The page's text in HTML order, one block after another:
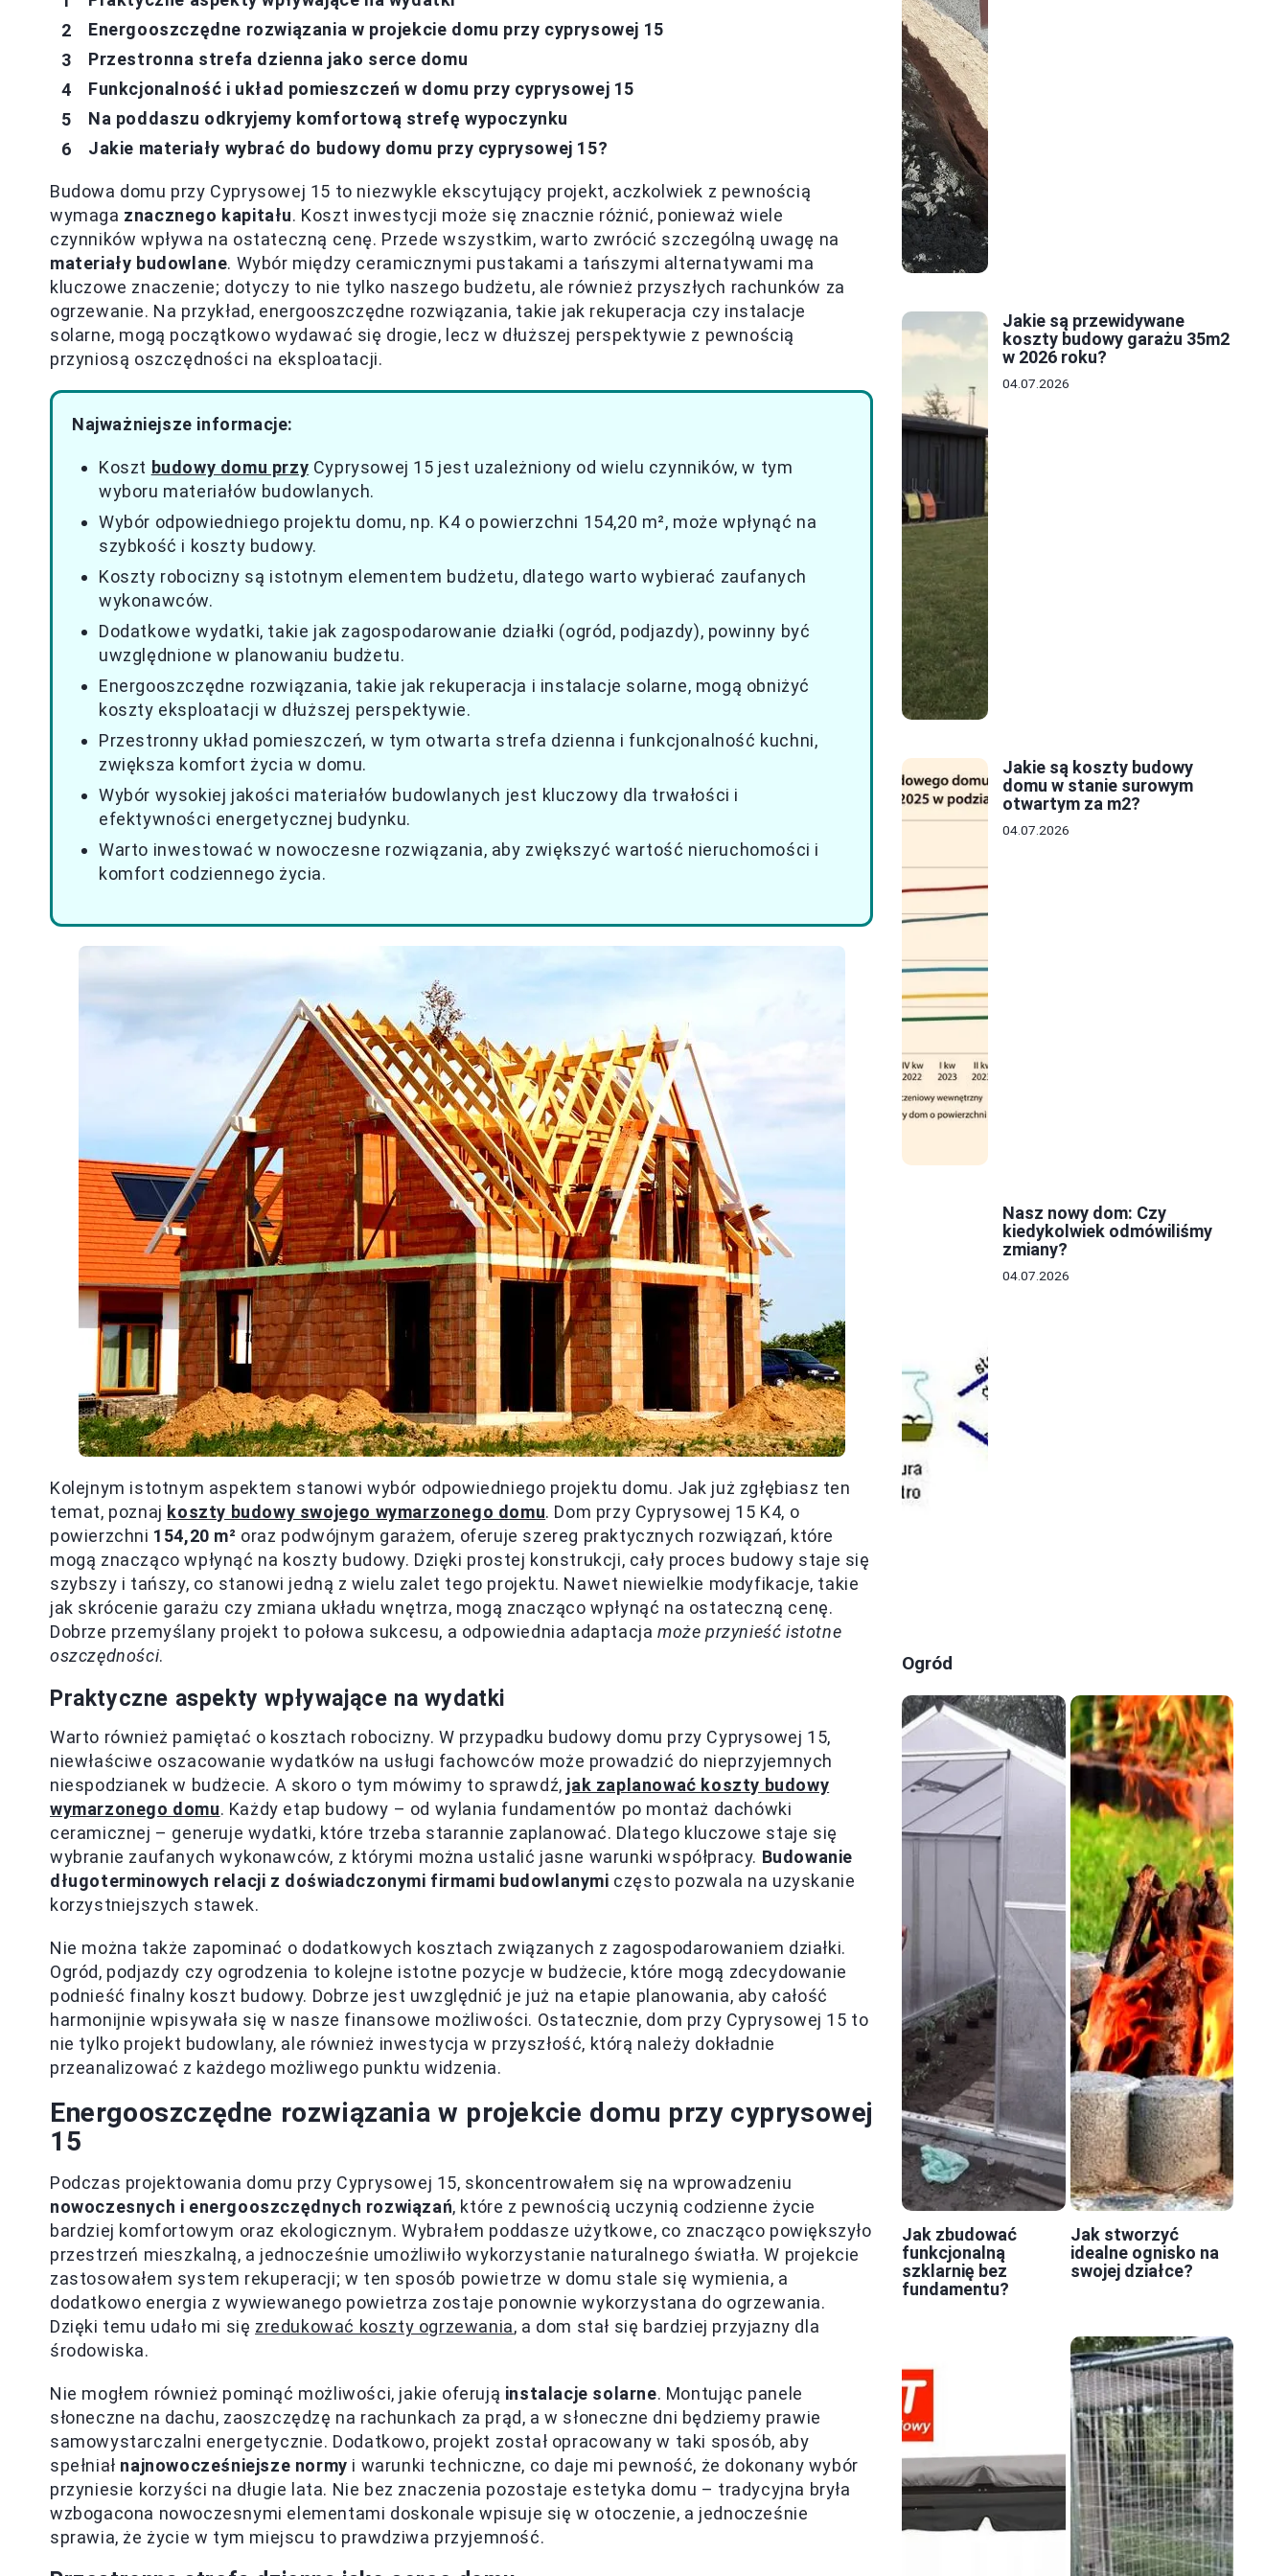
Energooszczędne rozwiązania w projekcie domu przy cyprysowej 15
Przestronna strefa dzienna jako serce domu
Funkcjonalność i układ pomieszczeń w domu przy cyprysowej 15
Na poddaszu odkryjemy komfortową strefę wypoczynku
Jakie materiały wybrać do budowy domu przy cyprysowej 15?
Budowa domu przy Cyprysowej 15 to niezwykle ekscytujący projekt, aczkolwiek z pewnością
wymaga znacznego kapitału. Koszt inwestycji może się znacznie różnić, ponieważ wiele
czynników wpływa na ostateczną cenę. Przede wszystkim, warto zwrócić szczególną uwagę na
materiały budowlane. Wybór między ceramicznymi pustakami a tańszymi alternatywami ma
kluczowe znaczenie; dotyczy to nie tylko naszego budżetu, ale również przyszłych rachunków za
ogrzewanie. Na przykład, energooszczędne rozwiązania, takie jak rekuperacja czy instalacje
solarne, mogą początkowo wydawać się drogie, lecz w dłuższej perspektywie z pewnością
przyniosą oszczędności na eksploatacji.
Najważniejsze informacje:
Koszt budowy domu przy Cyprysowej 15 jest uzależniony od wielu czynników, w tym
wyboru materiałów budowlanych.
Wybór odpowiedniego projektu domu, np. K4 o powierzchni 154,20 m², może wpłynąć na
szybkość i koszty budowy.
Koszty robocizny są istotnym elementem budżetu, dlatego warto wybierać zaufanych
wykonawców.
Dodatkowe wydatki, takie jak zagospodarowanie działki (ogród, podjazdy), powinny być
uwzględnione w planowaniu budżetu.
Energooszczędne rozwiązania, takie jak rekuperacja i instalacje solarne, mogą obniżyć
koszty eksploatacji w dłuższej perspektywie.
Przestronny układ pomieszczeń, w tym otwarta strefa dzienna i funkcjonalność kuchni,
zwiększa komfort życia w domu.
Wybór wysokiej jakości materiałów budowlanych jest kluczowy dla trwałości i
efektywności energetycznej budynku.
Warto inwestować w nowoczesne rozwiązania, aby zwiększyć wartość nieruchomości i
komfort codziennego życia.
Kolejnym istotnym aspektem stanowi wybór odpowiedniego projektu domu. Jak już zgłębiasz ten
temat, poznaj koszty budowy swojego wymarzonego domu. Dom przy Cyprysowej 15 K4, o
powierzchni 154,20 m² oraz podwójnym garażem, oferuje szereg praktycznych rozwiązań, które
mogą znacząco wpłynąć na koszty budowy. Dzięki prostej konstrukcji, cały proces budowy staje się
szybszy i tańszy, co stanowi jedną z wielu zalet tego projektu. Nawet niewielkie modyfikacje, takie
jak skrócenie garażu czy zmiana układu wnętrza, mogą znacząco wpłynąć na ostateczną cenę.
Dobrze przemyślany projekt to połowa sukcesu, a odpowiednia adaptacja może przynieść istotne
oszczędności.
Praktyczne aspekty wpływające na wydatki
Warto również pamiętać o kosztach robocizny. W przypadku budowy domu przy Cyprysowej 15,
niewłaściwe oszacowanie wydatków na usługi fachowców może prowadzić do nieprzyjemnych
niespodzianek w budżecie. A skoro o tym mówimy to sprawdź, jak zaplanować koszty budowy
wymarzonego domu. Każdy etap budowy – od wylania fundamentów po montaż dachówki
ceramicznej – generuje wydatki, które trzeba starannie zaplanować. Dlatego kluczowe staje się
wybranie zaufanych wykonawców, z którymi można ustalić jasne warunki współpracy. Budowanie
długoterminowych relacji z doświadczonymi firmami budowlanymi często pozwala na uzyskanie
korzystniejszych stawek.
Nie można także zapominać o dodatkowych kosztach związanych z zagospodarowaniem działki.
Ogród, podjazdy czy ogrodzenia to kolejne istotne pozycje w budżecie, które mogą zdecydowanie
podnieść finalny koszt budowy. Dobrze jest uwzględnić je już na etapie planowania, aby całość
harmonijnie wpisywała się w nasze finansowe możliwości. Ostatecznie, dom przy Cyprysowej 15 to
nie tylko projekt budowlany, ale również inwestycja w przyszłość, którą należy dokładnie
przeanalizować z każdego możliwego punktu widzenia.
Energooszczędne rozwiązania w projekcie domu przy cyprysowej
15
Podczas projektowania domu przy Cyprysowej 15, skoncentrowałem się na wprowadzeniu
nowoczesnych i energooszczędnych rozwiązań, które z pewnością uczynią codzienne życie
bardziej komfortowym oraz ekologicznym. Wybrałem poddasze użytkowe, co znacząco powiększyło
przestrzeń mieszkalną, a jednocześnie umożliwiło wykorzystanie naturalnego światła. W projekcie
zastosowałem system rekuperacji; w ten sposób powietrze w domu stale się wymienia, a
dodatkowo energia z wywiewanego powietrza zostaje ponownie wykorzystana do ogrzewania.
Dzięki temu udało mi się zredukować koszty ogrzewania, a dom stał się bardziej przyjazny dla
środowiska.
Nie mogłem również pominąć możliwości, jakie oferują instalacje solarne. Montując panele
słoneczne na dachu, zaoszczędzę na rachunkach za prąd, a w słoneczne dni będziemy prawie
samowystarczalni energetycznie. Dodatkowo, projekt został opracowany w taki sposób, aby
spełniał najnowocześniejsze normy i warunki techniczne, co daje mi pewność, że dokonany wybór
przyniesie korzyści na długie lata. Nie bez znaczenia pozostaje estetyka domu – tradycyjna bryła
wzbogacona nowoczesnymi elementami doskonale wpisuje się w otoczenie, a jednocześnie
sprawia, że życie w tym miejscu to prawdziwa przyjemność.
Jakie są przewidywane
koszty budowy garażu 35m2
w 2026 roku?
04.07.2026
Jakie są koszty budowy
domu w stanie surowym
otwartym za m2?
04.07.2026
Nasz nowy dom: Czy
kiedykolwiek odmówiliśmy
zmiany?
04.07.2026
Ogród
Jak zbudować
funkcjonalną
szklarnię bez
fundamentu?
Jak stworzyć
idealne ognisko na
swojej działce?